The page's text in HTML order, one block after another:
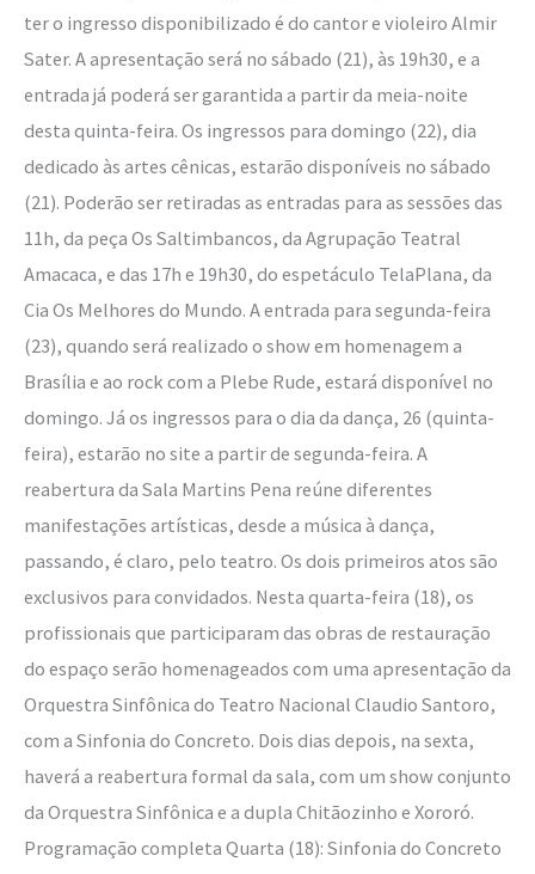
ter o ingresso disponibilizado é do cantor e violeiro Almir
Sater. A apresentação será no sábado (21), às 19h30, e a
entrada já poderá ser garantida a partir da meia-noite
desta quinta-feira. Os ingressos para domingo (22), dia
dedicado às artes cênicas, estarão disponíveis no sábado
(21). Poderão ser retiradas as entradas para as sessões das
11h, da peça Os Saltimbancos, da Agrupação Teatral
Amacaca, e das 17h e 19h30, do espetáculo TelaPlana, da
Cia Os Melhores do Mundo. A entrada para segunda-feira
(23), quando será realizado o show em homenagem a
Brasília e ao rock com a Plebe Rude, estará disponível no
domingo. Já os ingressos para o dia da dança, 26 (quinta-
feira), estarão no site a partir de segunda-feira. A
reabertura da Sala Martins Pena reúne diferentes
manifestações artísticas, desde a música à dança,
passando, é claro, pelo teatro. Os dois primeiros atos são
exclusivos para convidados. Nesta quarta-feira (18), os
profissionais que participaram das obras de restauração
do espaço serão homenageados com uma apresentação da
Orquestra Sinfônica do Teatro Nacional Claudio Santoro,
com a Sinfonia do Concreto. Dois dias depois, na sexta,
haverá a reabertura formal da sala, com um show conjunto
da Orquestra Sinfônica e a dupla Chitãozinho e Xororó.
Programação completa Quarta (18): Sinfonia do Concreto